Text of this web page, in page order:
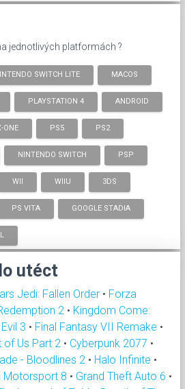
jednotlivých platformách ?
SWITCH LITE MACOS
PLAYSTATION 4 ANDROID
ONE PS5 PS2
NINTENDO SWITCH PSP
WII WIIU 3DS
PS VITA GOOGLE STADIA
utéct
Jedi: Fallen Order • Forza
2 • Kingdom Come:
3 • Final Fantasy VII Remake •
of Us Part 2 • Cyberpunk 2077 •
- Bloodlines 2 • Halo Infinite •
Motorsport 8 • Grand Theft Auto 6 •